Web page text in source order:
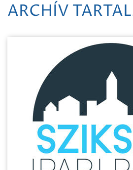
ARCHÍV